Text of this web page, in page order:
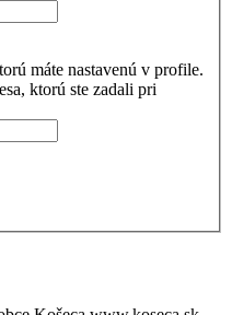
máte nastavenú v profile.
ktorú ste zadali pri